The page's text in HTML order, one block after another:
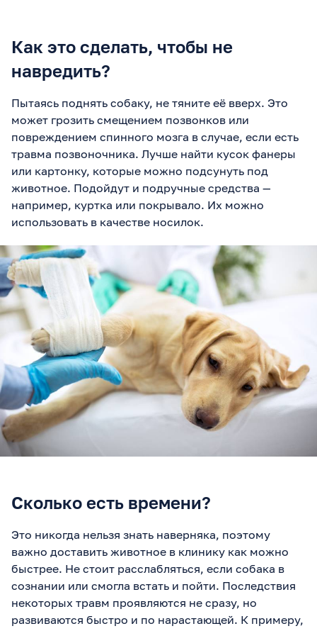
Как это сделать, чтобы не
навредить?
Пытаясь поднять собаку, не тяните её вверх. Это
может грозить смещением позвонков или
повреждением спинного мозга в случае, если есть
травма позвоночника. Лучше найти кусок фанеры
или картонку, которые можно подсунуть под
животное. Подойдут и подручные средства —
например, куртка или покрывало. Их можно
использовать в качестве носилок.
Сколько есть времени?
Это никогда нельзя знать наверняка, поэтому
важно доставить животное в клинику как можно
быстрее. Не стоит расслабляться, если собака в
сознании или смогла встать и пойти. Последствия
некоторых травм проявляются не сразу, но
развиваются быстро и по нарастающей. К примеру,